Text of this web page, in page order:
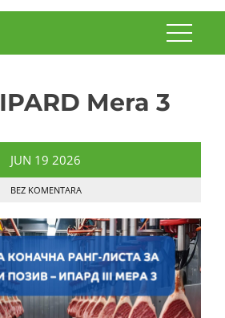
IPARD Mera 3
JUN 19 2026
BEZ KOMENTARA